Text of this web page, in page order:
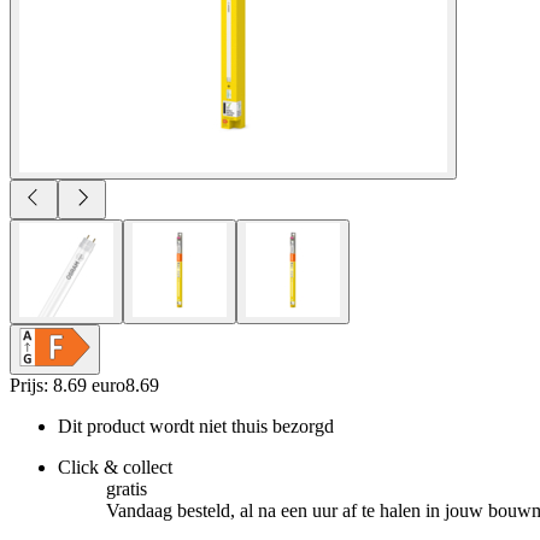
Prijs: 8.69 euro8.69
Dit product wordt niet thuis bezorgd
Click & collect
gratis
Vandaag besteld, al na een uur af te halen in jouw